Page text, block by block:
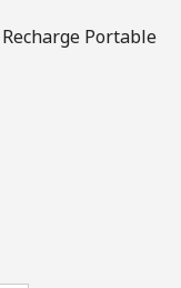
Recharge Portable